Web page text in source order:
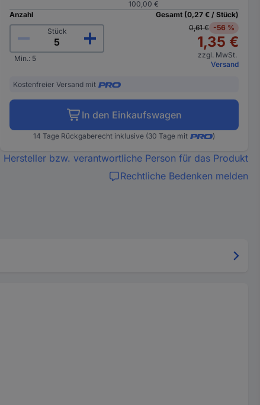
100,00 €
Anzahl
Stück
Min.: 5
Gesamt (0,27 € / Stück)
0,61 € -56 %
1,35 €
zzgl. MwSt.
Versand
Kostenfreier Versand mit
In den Einkaufswagen
14 Tage Rückgaberecht inklusive (30 Tage mit )
Hersteller bzw. verantwortliche Person für das Produkt
Rechtliche Bedenken melden